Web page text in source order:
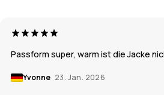
Passform super, warm ist die Jacke
Yvonne 23. Jan. 2026